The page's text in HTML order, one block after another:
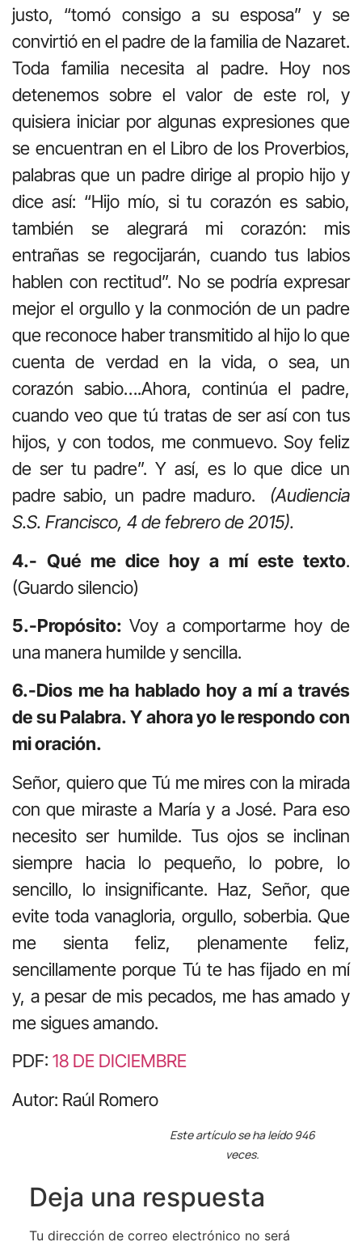
justo, “tomó consigo a su esposa” y se
convirtió en el padre de la familia de Nazaret.
Toda familia necesita al padre. Hoy nos
detenemos sobre el valor de este rol, y
quisiera iniciar por algunas expresiones que
se encuentran en el Libro de los Proverbios,
palabras que un padre dirige al propio hijo y
dice así: “Hijo mío, si tu corazón es sabio,
también se alegrará mi corazón: mis
entrañas se regocijarán, cuando tus labios
hablen con rectitud”. No se podría expresar
mejor el orgullo y la conmoción de un padre
que reconoce haber transmitido al hijo lo que
cuenta de verdad en la vida, o sea, un
corazón sabio….Ahora, continúa el padre,
cuando veo que tú tratas de ser así con tus
hijos, y con todos, me conmuevo. Soy feliz
de ser tu padre”. Y así, es lo que dice un
padre sabio, un padre maduro. (Audiencia
S.S. Francisco, 4 de febrero de 2015).
4.- Qué me dice hoy a mí este texto.
(Guardo silencio)
5.-Propósito: Voy a comportarme hoy de
una manera humilde y sencilla.
6.-Dios me ha hablado hoy a mí a través
de su Palabra. Y ahora yo le respondo con
mi oración.
Señor, quiero que Tú me mires con la mirada
con que miraste a María y a José. Para eso
necesito ser humilde. Tus ojos se inclinan
siempre hacia lo pequeño, lo pobre, lo
sencillo, lo insignificante. Haz, Señor, que
evite toda vanagloria, orgullo, soberbia. Que
me sienta feliz, plenamente feliz,
sencillamente porque Tú te has fijado en mí
y, a pesar de mis pecados, me has amado y
me sigues amando.
PDF: 18 DE DICIEMBRE
Autor: Raúl Romero
Este artículo se ha leído 946
veces.
Deja una respuesta
Tu dirección de correo electrónico no será